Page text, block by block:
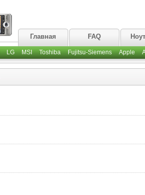
Главная FAQ
LG MSI Toshiba Fujitsu-Siemens Apple